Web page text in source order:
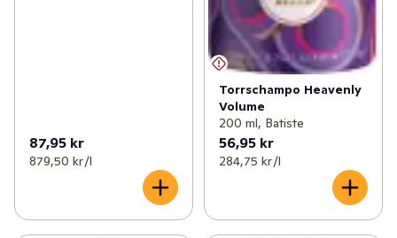
87,95 kr
879,50 kr /l
Torrschampo Heavenly
Volume
200 ml, Batiste
56,95 kr
284,75 kr /l